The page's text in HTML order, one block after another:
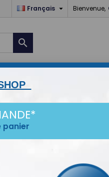
Bienvenue,
Français 

LIAISON
IDÉES CADEAUX
Coude 90deg
panier